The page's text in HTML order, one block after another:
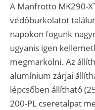
A Manfrotto MK290-
védőburkolatot
napokon fogunk
ugyanis igen
megmarkolni. Az
alumínium zárjai
lépcsőben állítható (
200-PL cseretalpat